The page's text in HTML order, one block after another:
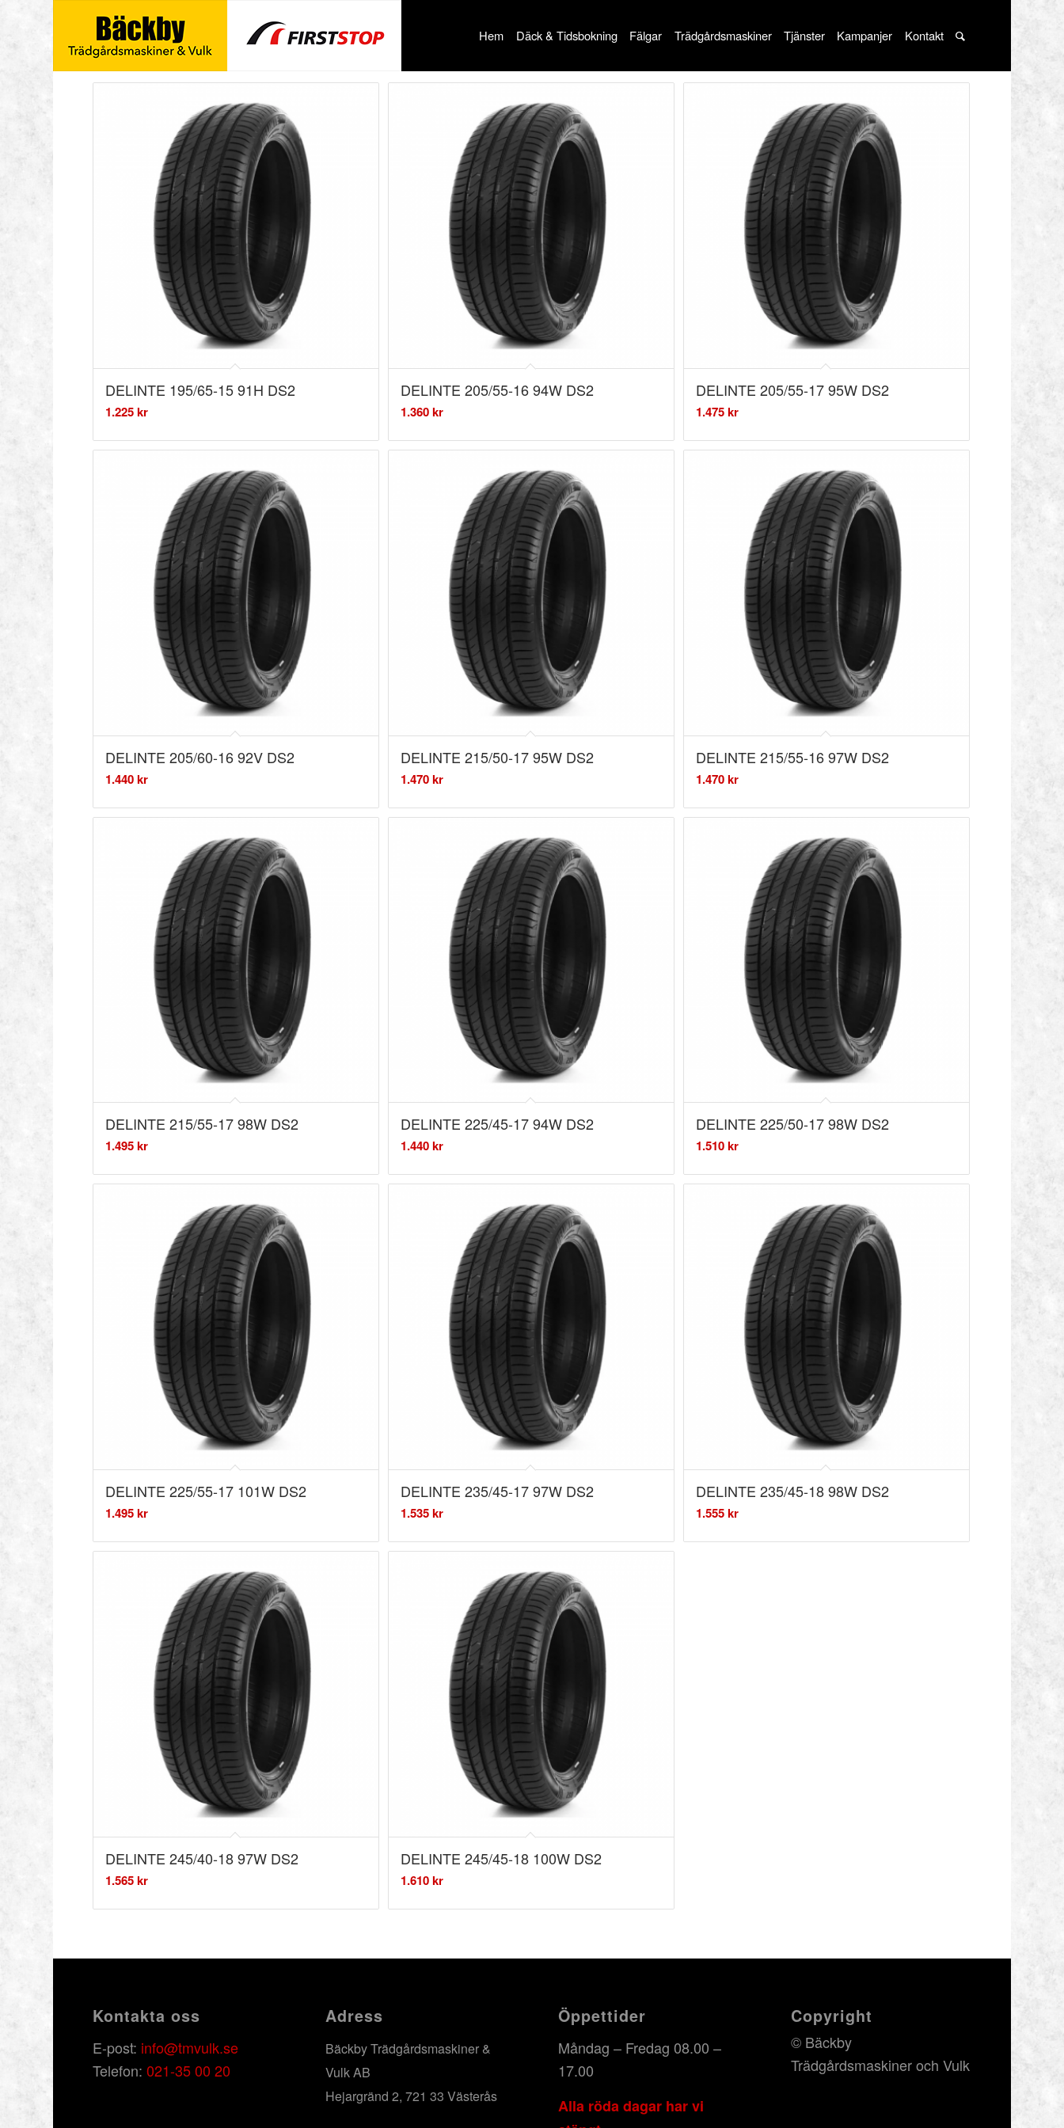
Hem Däck & Tidsbokning Fälgar Trädgårdsmaskiner Tjänster Kampanjer Kontakt
DELINTE 195/65-15 91H DS2
1.225kr
DELINTE 205/55-16 94W DS2
1.360kr
DELINTE 205/55-17 95W DS2
1.475kr
DELINTE 205/60-16 92V DS2
1.440kr
DELINTE 215/50-17 95W DS2
1.470kr
DELINTE 215/55-16 97W DS2
1.470kr
DELINTE 215/55-17 98W DS2
1.495kr
DELINTE 225/45-17 94W DS2
1.440kr
DELINTE 225/50-17 98W DS2
1.510kr
DELINTE 225/55-17 101W DS2
1.495kr
DELINTE 235/45-17 97W DS2
1.535kr
DELINTE 235/45-18 98W DS2
1.555kr
DELINTE 245/40-18 97W DS2
1.565kr
DELINTE 245/45-18 100W DS2
1.610kr
Kontakta oss
E-post: info@tmvulk.se
Telefon:021-35 00 20
Adress
Bäckby Trädgårdsmaskiner &
Vulk AB
Hejargränd 2, 721 33 Västerås
Öppettider
Måndag – Fredag 08.00 –
17.00
Alla röda dagar har vi
Copyright
© Bäckby
Trädgårdsmaskiner och Vulk